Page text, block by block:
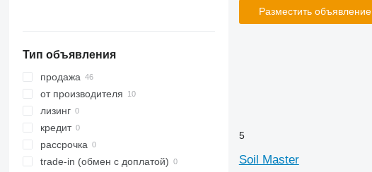
Тип объявления
продажа
от производителя
лизинг
кредит
рассрочка
trade-in (обмен с доплатой)
Разместить объявление
5
Soil Master